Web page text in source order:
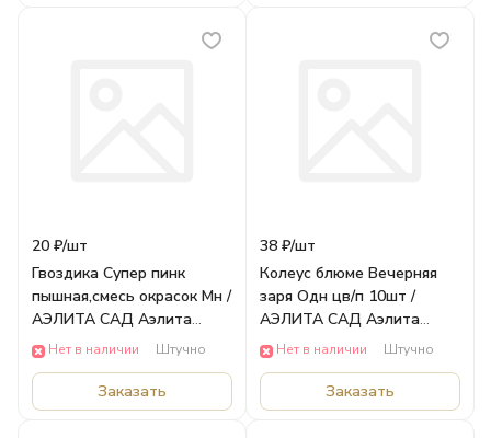
20 ₽/шт
Гвоздика Супер пинк
пышная,смесь окрасок Мн /
АЭЛИТА САД Аэлита
ЦВЕТЫ
Нет в наличии Штучно
Заказать
38 ₽/шт
Колеус блюме Вечерняя
заря Одн цв/п 10шт /
АЭЛИТА САД Аэлита
ЦВЕТЫ
Нет в наличии Штучно
Заказать